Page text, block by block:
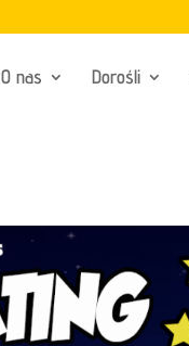
O nas Dorośli